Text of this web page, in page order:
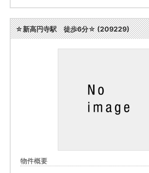
☆新高円寺駅 徒歩6分☆ (209229)
物件概要